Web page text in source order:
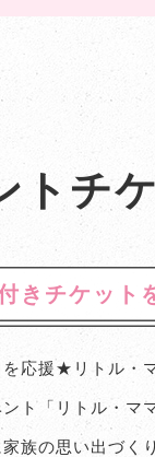
トチ
きチケット
応援★リトル・
ト「リトル・マ
族の思い出づく